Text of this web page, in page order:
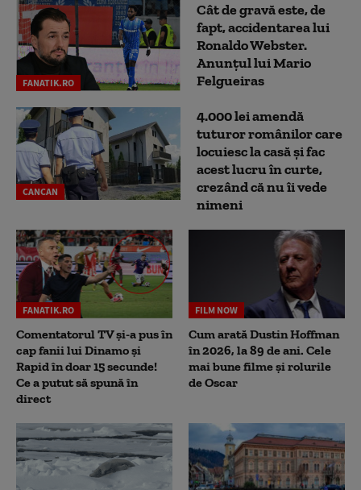
FANATIK.RO
Cât de gravă este, de
fapt, accidentarea lui
Ronaldo Webster.
Anunțul lui Mario
Felgueiras
CANCAN
4.000 lei amendă
tuturor românilor care
locuiesc la casă și fac
acest lucru în curte,
crezând că nu îi vede
nimeni
FANATIK.RO
Comentatorul TV și-a pus în
cap fanii lui Dinamo și
Rapid în doar 15 secunde!
Ce a putut să spună în
direct
FILM NOW
Cum arată Dustin Hoffman
în 2026, la 89 de ani. Cele
mai bune filme și rolurile
de Oscar